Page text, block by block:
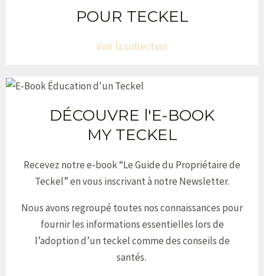
POUR TECKEL
Voir la collection
DÉCOUVRE l'E-BOOK
MY TECKEL
Recevez notre e-book “Le Guide du Propriétaire de
Teckel” en vous inscrivant à notre Newsletter.
Nous avons regroupé toutes nos connaissances pour
fournir les informations essentielles lors de
l’adoption d’un teckel comme des conseils de
santés.